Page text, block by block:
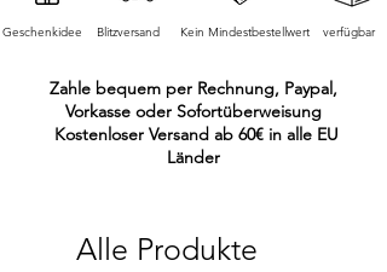
Geschenkidee Blitzversand Kein Mindestbestellwert verfügbar
Zahle bequem per Rechnung, Paypal,
Vorkasse oder Sofortüberweisung
Kostenloser Versand ab 60€ in alle EU
Länder
Alle Produkte